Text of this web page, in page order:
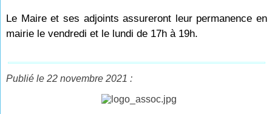
Le Maire et ses adjoints assureront leur permanence en
mairie le vendredi et le lundi de 17h à 19h.
Publié le 22 novembre 2021 :